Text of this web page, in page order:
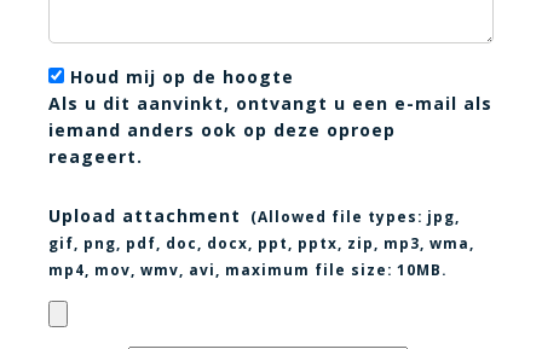
Houd mij op de hoogte
Als u dit aanvinkt, ontvangt u een e-mail als
iemand anders ook op deze oproep
reageert.
Upload attachment (Allowed file types: jpg,
gif, png, pdf, doc, docx, ppt, pptx, zip, mp3, wma,
mp4, mov, wmv, avi
, maximum file size: 10MB.